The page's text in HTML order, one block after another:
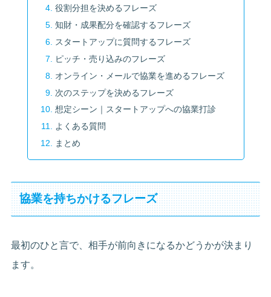
役割分担を決めるフレーズ
知財・成果配分を確認するフレーズ
スタートアップに質問するフレーズ
ピッチ・売り込みのフレーズ
オンライン・メールで協業を進めるフレーズ
次のステップを決めるフレーズ
想定シーン｜スタートアップへの協業打診
よくある質問
まとめ
協業を持ちかけるフレーズ
最初のひと言で、相手が前向きになるかどうかが決まり
ます。